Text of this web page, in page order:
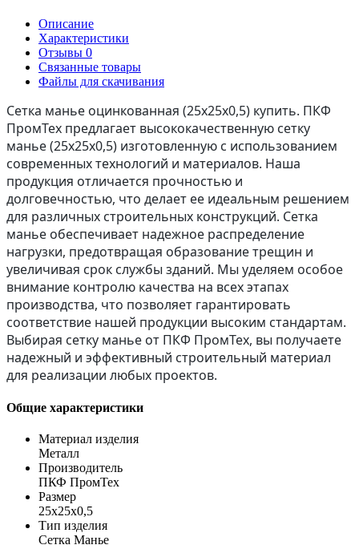
Описание
Характеристики
Отзывы 0
Связанные товары
Файлы для скачивания
Сетка манье оцинкованная (25х25х0,5) купить. ПКФ
ПромТех предлагает высококачественную сетку
манье(25х25х0,5) изготовленную с использованием
современных технологий и материалов. Наша
продукция отличается прочностью и
долговечностью, что делает ее идеальным решением
для различных строительных конструкций. Сетка
манье обеспечивает надежное распределение
нагрузки, предотвращая образование трещин и
увеличивая срок службы зданий. Мы уделяем особое
внимание контролю качества на всех этапах
производства, что позволяет гарантировать
соответствие нашей продукции высоким стандартам.
Выбирая сетку манье от ПКФ ПромТех, вы получаете
надежный и эффективный строительный материал
для реализации любых проектов.
Общие характеристики
Материал изделия
Металл
Производитель
ПКФ ПромТех
Размер
25х25х0,5
Тип изделия
Сетка Манье